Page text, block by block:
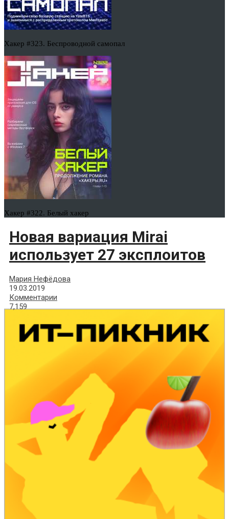
Хакер #323. Беспроводной самопал
Хакер #322. Белый хакер
Новая вариация Mirai
использует 27 эксплоитов
Мария Нефёдова
19.03.2019
Комментарии
7,159